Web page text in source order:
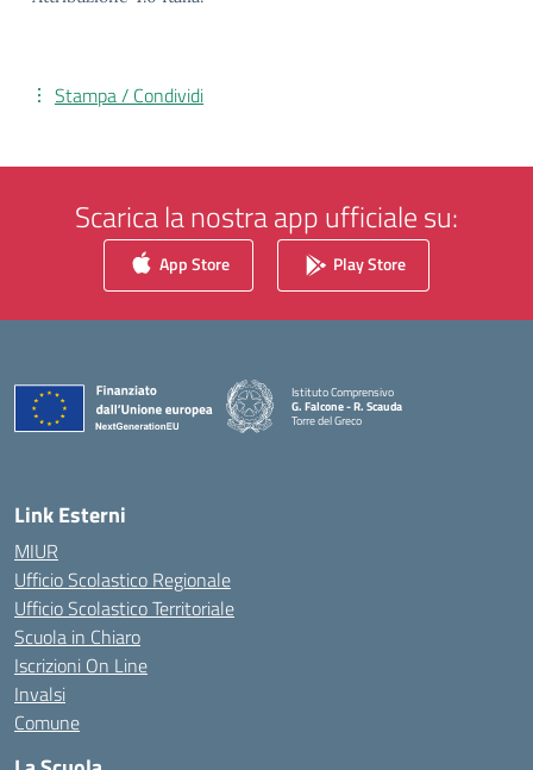
Stampa / Condividi
Scarica la nostra app ufficiale su:
App Store Play Store
Istituto Comprensivo
G. Falcone - R. Scauda
Torre del Greco
Link Esterni
MIUR
Ufficio Scolastico Regionale
Ufficio Scolastico Territoriale
Scuola in Chiaro
Iscrizioni On Line
Invalsi
Comune